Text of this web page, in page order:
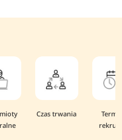
Czas trwania